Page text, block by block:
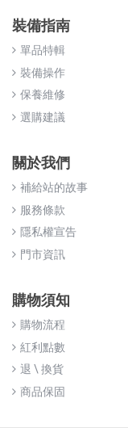
裝備指南
單品特輯
裝備操作
保養維修
選購建議
關於我們
補給站的故事
服務條款
隱私權宣告
門市資訊
購物須知
購物流程
紅利點數
退 \ 換貨
商品保固